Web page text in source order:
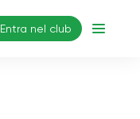
Entra nel club